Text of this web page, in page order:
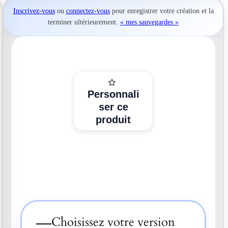
Inscrivez-vousou connectez-vouspour enregistrer votre création et la
terminer ultérieurement. « mes sauvegardes »
Personnali
ser ce
produit
—Choisissez votre version